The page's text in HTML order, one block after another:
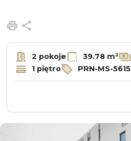
Drukuj
2 pokoje 39.78 m²
1 piętro PRN-MS-5615